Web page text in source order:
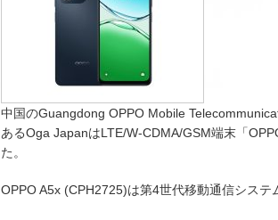
中国のGuangdong OPPO Mobile
あるOga JapanはLTE/W-CDMA/GSM端末「
た。
OPPO A5x (CPH2725)は第4世代移動通信システ